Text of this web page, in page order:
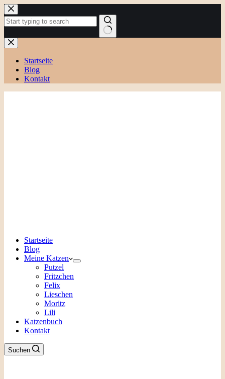
Zum
Inhalt
springen
Keine
Ergebnisse
Startseite
Blog
Kontakt
Startseite
Blog
Meine Katzen
Putzel
Fritzchen
Felix
Lieschen
Moritz
Lili
Katzenbuch
Kontakt
Suchen